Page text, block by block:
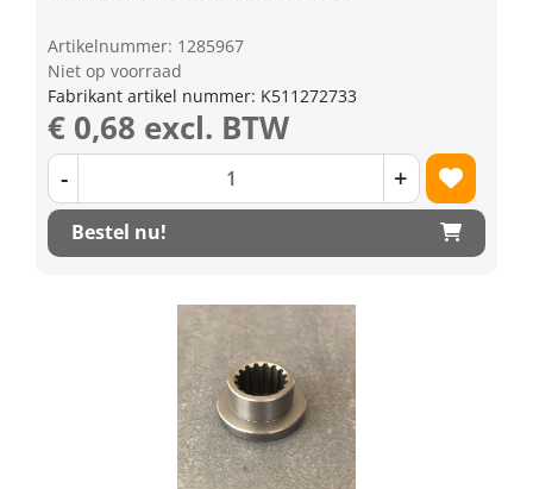
Artikelnummer: 1285967
Niet op voorraad
Fabrikant artikel nummer: K511272733
€ 0,68 excl. BTW
- +
Bestel nu!